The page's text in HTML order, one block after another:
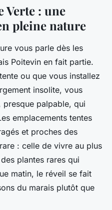
Verte : une
pleine nature
vous parle dès les
Poitevin en fait partie.
ou que vous installez
insolite, vous
presque palpable, qui
emplacements tentes
et proches des
: celle de vivre au plus
plantes rares qui
matin, le réveil se fait
du marais plutôt que